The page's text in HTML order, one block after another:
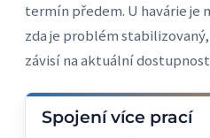
termín předem. U havárie je
zda je problém
závisí na aktuální
Spojení více prací